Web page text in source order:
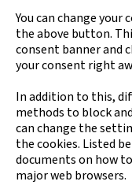
You can change
the above button.
consent banner and
your consent right
In addition to this,
methods to block
can change the
the cookies. Listed
documents on how
major web browsers.